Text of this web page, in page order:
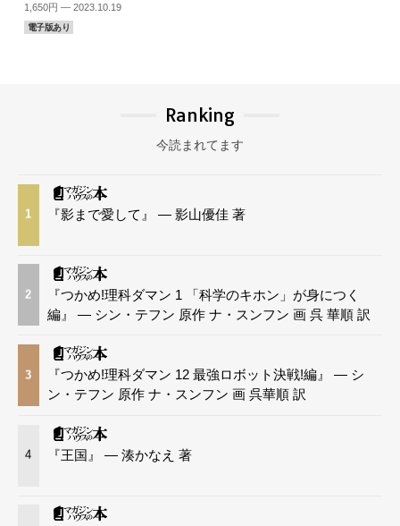
1,650円 — 2023.10.19
電子版あり
Ranking
今読まれてます
1 『影まで愛して』 — 影山優佳 著
2
『つかめ!理科ダマン 1 「科学のキホン」が身につく
編』 — シン・テフン 原作 ナ・スンフン 画 呉 華順 訳
3
『つかめ!理科ダマン 12 最強ロボット決戦!編』 — シ
ン・テフン 原作 ナ・スンフン 画 呉華順 訳
4 『王国』 — 湊かなえ 著